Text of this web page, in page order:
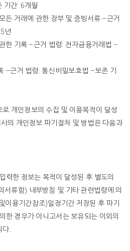
기간: 6개월
든 거래에 관한 장부 및 증빙서류 –근거
년
관한 기록 –근거 법령: 전자금융거래법 –
–근거 법령:통신비밀보호법 –보존 기
로 개인정보의 수집 및 이용목적이
달성
의 개인정보 파기절차 및 방법은 다음과
입력한 정보는 목적이 달성된 후 별도의
서류함) 내부방침 및 기타 관련법령에 의
이용기간참조)일정기간 저장된 후 파기
의한 경우가 아니고서는 보유되는 이외의
다